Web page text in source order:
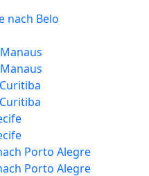
nach Belo
Porto Alegre
Porto Alegre